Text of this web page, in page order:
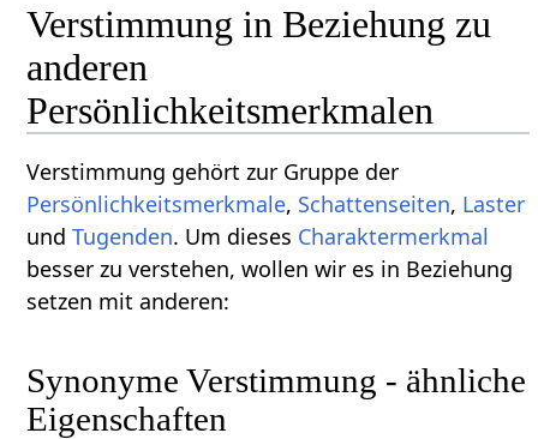
Verstimmung in Beziehung zu
anderen
Persönlichkeitsmerkmalen
Verstimmung gehört zur Gruppe der
Persönlichkeitsmerkmale, Schattenseiten, Laster
undTugenden. Um dieses Charaktermerkmal
besser zu verstehen, wollen wir es in Beziehung
setzen mit anderen:
Synonyme Verstimmung - ähnliche
Eigenschaften